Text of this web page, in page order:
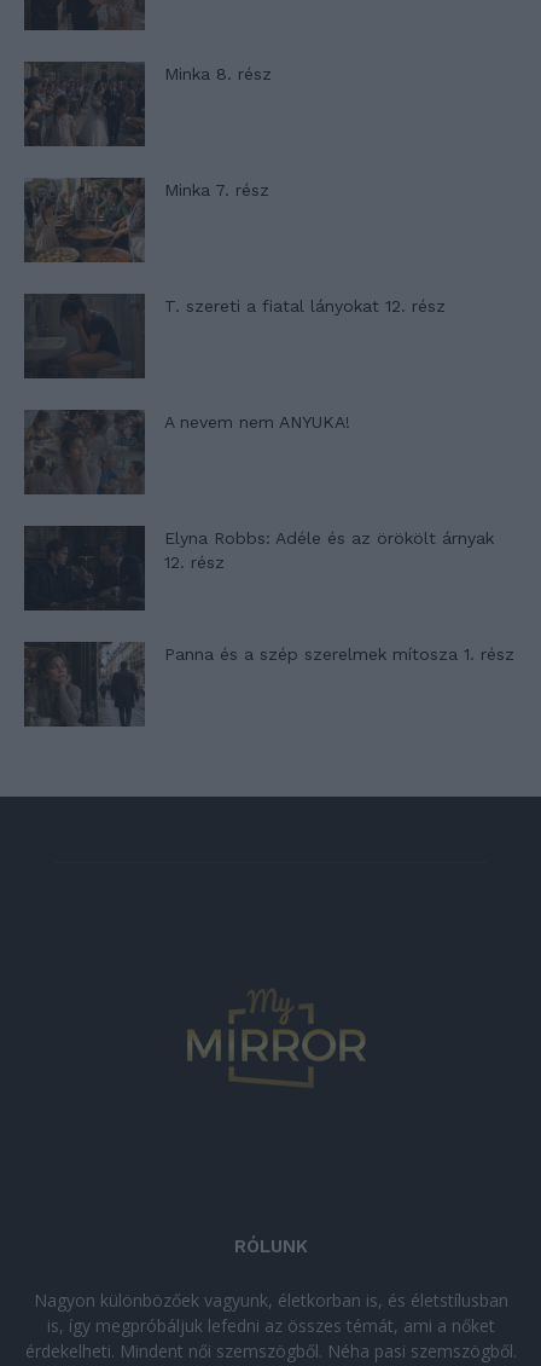
Minka 8. rész
Minka 7. rész
T. szereti a fiatal lányokat 12. rész
A nevem nem ANYUKA!
Elyna Robbs: Adéle és az örökölt árnyak
12. rész
Panna és a szép szerelmek mítosza 1. rész
RÓLUNK
Nagyon különbözőek vagyunk, életkorban is, és életstílusban
is, így megpróbáljuk lefedni az összes témát, ami a nőket
érdekelheti. Mindent női szemszögből. Néha pasi szemszögből.